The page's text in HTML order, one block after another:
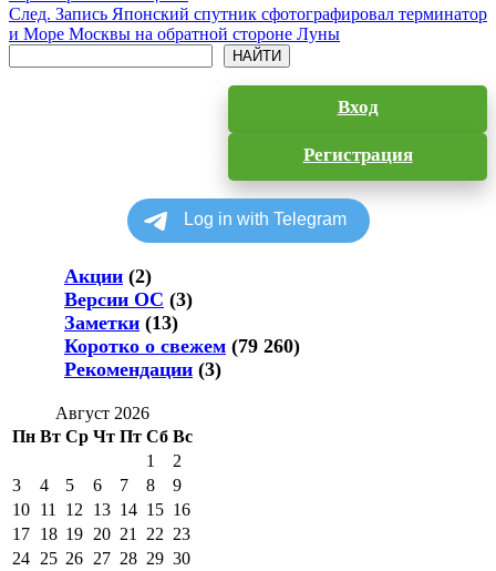
След. Запись Японский спутник сфотографировал терминатор
и Море Москвы на обратной стороне Луны
НАЙТИ
Вход
Регистрация
Акции (2)
Версии ОС (3)
Заметки (13)
Коротко о свежем (79 260)
Рекомендации (3)
Август 2026
Пн Вт Ср Чт Пт Сб Вс
1
2
3
4 5 6 7 8
9
10 11 12 13 14 15 16
17 18 19 20 21 22 23
24 25 26 27 28 29 30